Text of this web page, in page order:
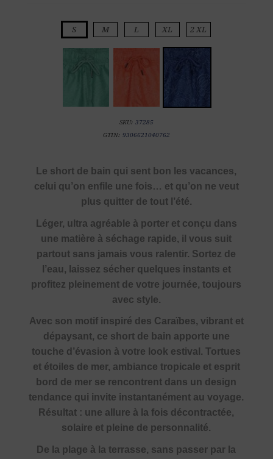
S M L XL 2 XL
SKU: 37285
GTIN: 9306621040762
Le short de bain qui sent bon les vacances,
celui qu’on enfile une fois… et qu’on ne veut
plus quitter de tout l’été.
Léger, ultra agréable à porter et conçu dans
une matière à séchage rapide, il vous suit
partout sans jamais vous ralentir. Sortez de
l’eau, laissez sécher quelques instants et
profitez pleinement de votre journée, toujours
avec style.
Avec son motif inspiré des Caraïbes, vibrant et
dépaysant, ce short de bain apporte une
touche d’évasion à votre look estival. Tortues
et étoiles de mer, ambiance tropicale et esprit
bord de mer se rencontrent dans un design
tendance qui invite instantanément au voyage.
Résultat : une allure à la fois décontractée,
solaire et pleine de personnalité.
De la plage à la terrasse, sans passer par la